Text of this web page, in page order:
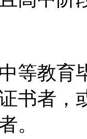
教育毕
书者，
。